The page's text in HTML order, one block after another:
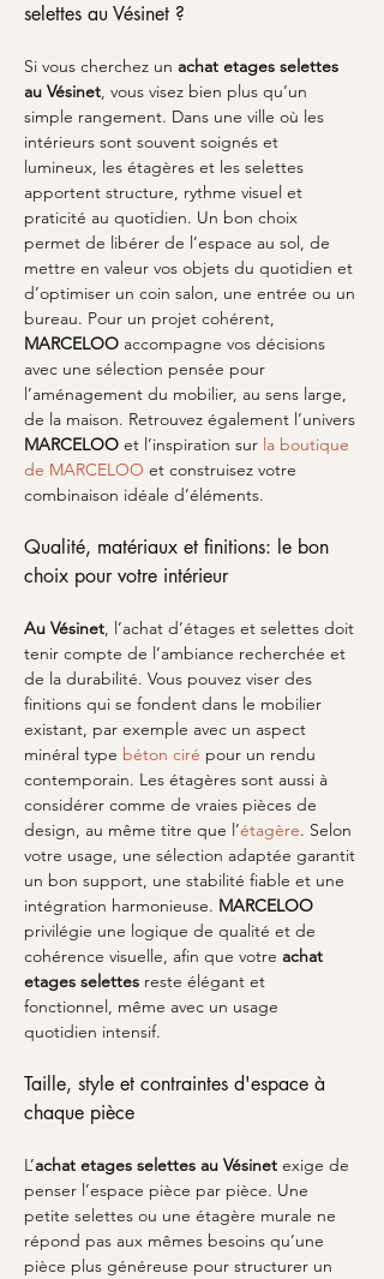
selettes au Vésinet ?
Si vous cherchez un achat etages selettes
au Vésinet, vous visez bien plus qu’un
simple rangement. Dans une ville où les
intérieurs sont souvent soignés et
lumineux, les étagères et les selettes
apportent structure, rythme visuel et
praticité au quotidien. Un bon choix
permet de libérer de l’espace au sol, de
mettre en valeur vos objets du quotidien et
d’optimiser un coin salon, une entrée ou un
bureau. Pour un projet cohérent,
MARCELOO accompagne vos décisions
avec une sélection pensée pour
l’aménagement du mobilier, au sens large,
de la maison. Retrouvez également l’univers
MARCELOO et l’inspiration sur la boutique
de MARCELOO et construisez votre
combinaison idéale d’éléments.
Qualité, matériaux et finitions: le bon
choix pour votre intérieur
Au Vésinet, l’achat d’étages et selettes doit
tenir compte de l’ambiance recherchée et
de la durabilité. Vous pouvez viser des
finitions qui se fondent dans le mobilier
existant, par exemple avec un aspect
minéral type béton ciré pour un rendu
contemporain. Les étagères sont aussi à
considérer comme de vraies pièces de
design, au même titre que l’étagère. Selon
votre usage, une sélection adaptée garantit
un bon support, une stabilité fiable et une
intégration harmonieuse. MARCELOO
privilégie une logique de qualité et de
cohérence visuelle, afin que votre achat
etages selettes reste élégant et
fonctionnel, même avec un usage
quotidien intensif.
Taille, style et contraintes d'espace à
chaque pièce
L’achat etages selettes au Vésinet exige de
penser l’espace pièce par pièce. Une
petite selettes ou une étagère murale ne
répond pas aux mêmes besoins qu’une
pièce plus généreuse pour structurer un